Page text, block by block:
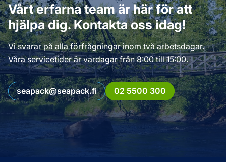
Vårt erfarna team är här för att
hjälpa dig. Kontakta oss idag!
Vi svarar på alla förfrågningar inom två arbetsdagar.
Våra servicetider är vardagar från 8:00 till 15:00.
seapack@seapack.fi 02 5500 300